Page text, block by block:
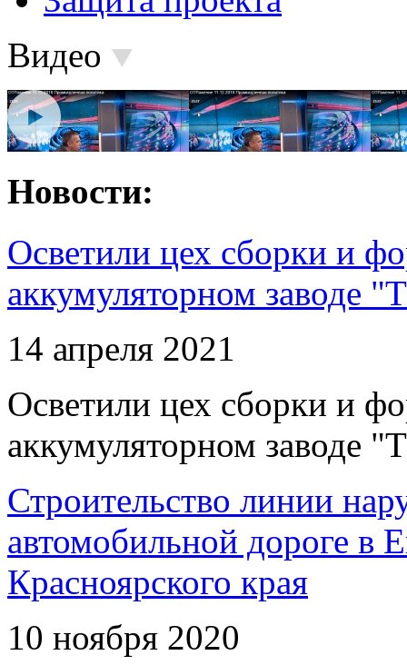
Видео
Новости:
Осветили цех сборки и
аккумуляторном заводе
14 апреля 2021
Осветили цех сборки и
аккумуляторном заводе
Строительство линии
автомобильной дороге в
Красноярского края
10 ноября 2020